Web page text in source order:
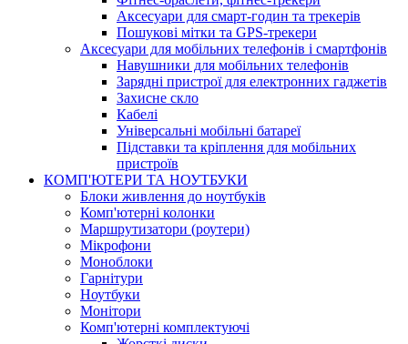
Аксесуари для смарт-годин та трекерів
Пошукові мітки та GPS-трекери
Аксесуари для мобільних телефонів і смартфонів
Навушники для мобільних телефонів
Зарядні пристрої для електронних гаджетів
Захисне скло
Кабелі
Універсальні мобільні батареї
Підставки та кріплення для мобільних
пристроїв
КОМП'ЮТЕРИ ТА НОУТБУКИ
Блоки живлення до ноутбуків
Комп'ютерні колонки
Маршрутизатори (роутери)
Мікрофони
Моноблоки
Гарнітури
Ноутбуки
Монітори
Комп'ютерні комплектуючі